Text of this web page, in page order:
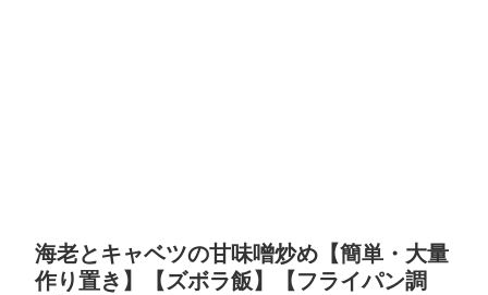
海老とキャベツの甘味噌炒め【簡単・大量
作り置き】【ズボラ飯】【フライパン調